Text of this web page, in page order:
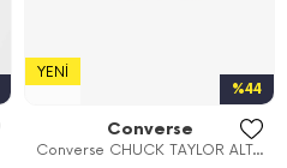
%44
YENI
Converse
Converse CHUCK TAYLOR ALT...